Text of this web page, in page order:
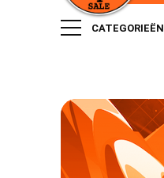
CATEGORIEËN